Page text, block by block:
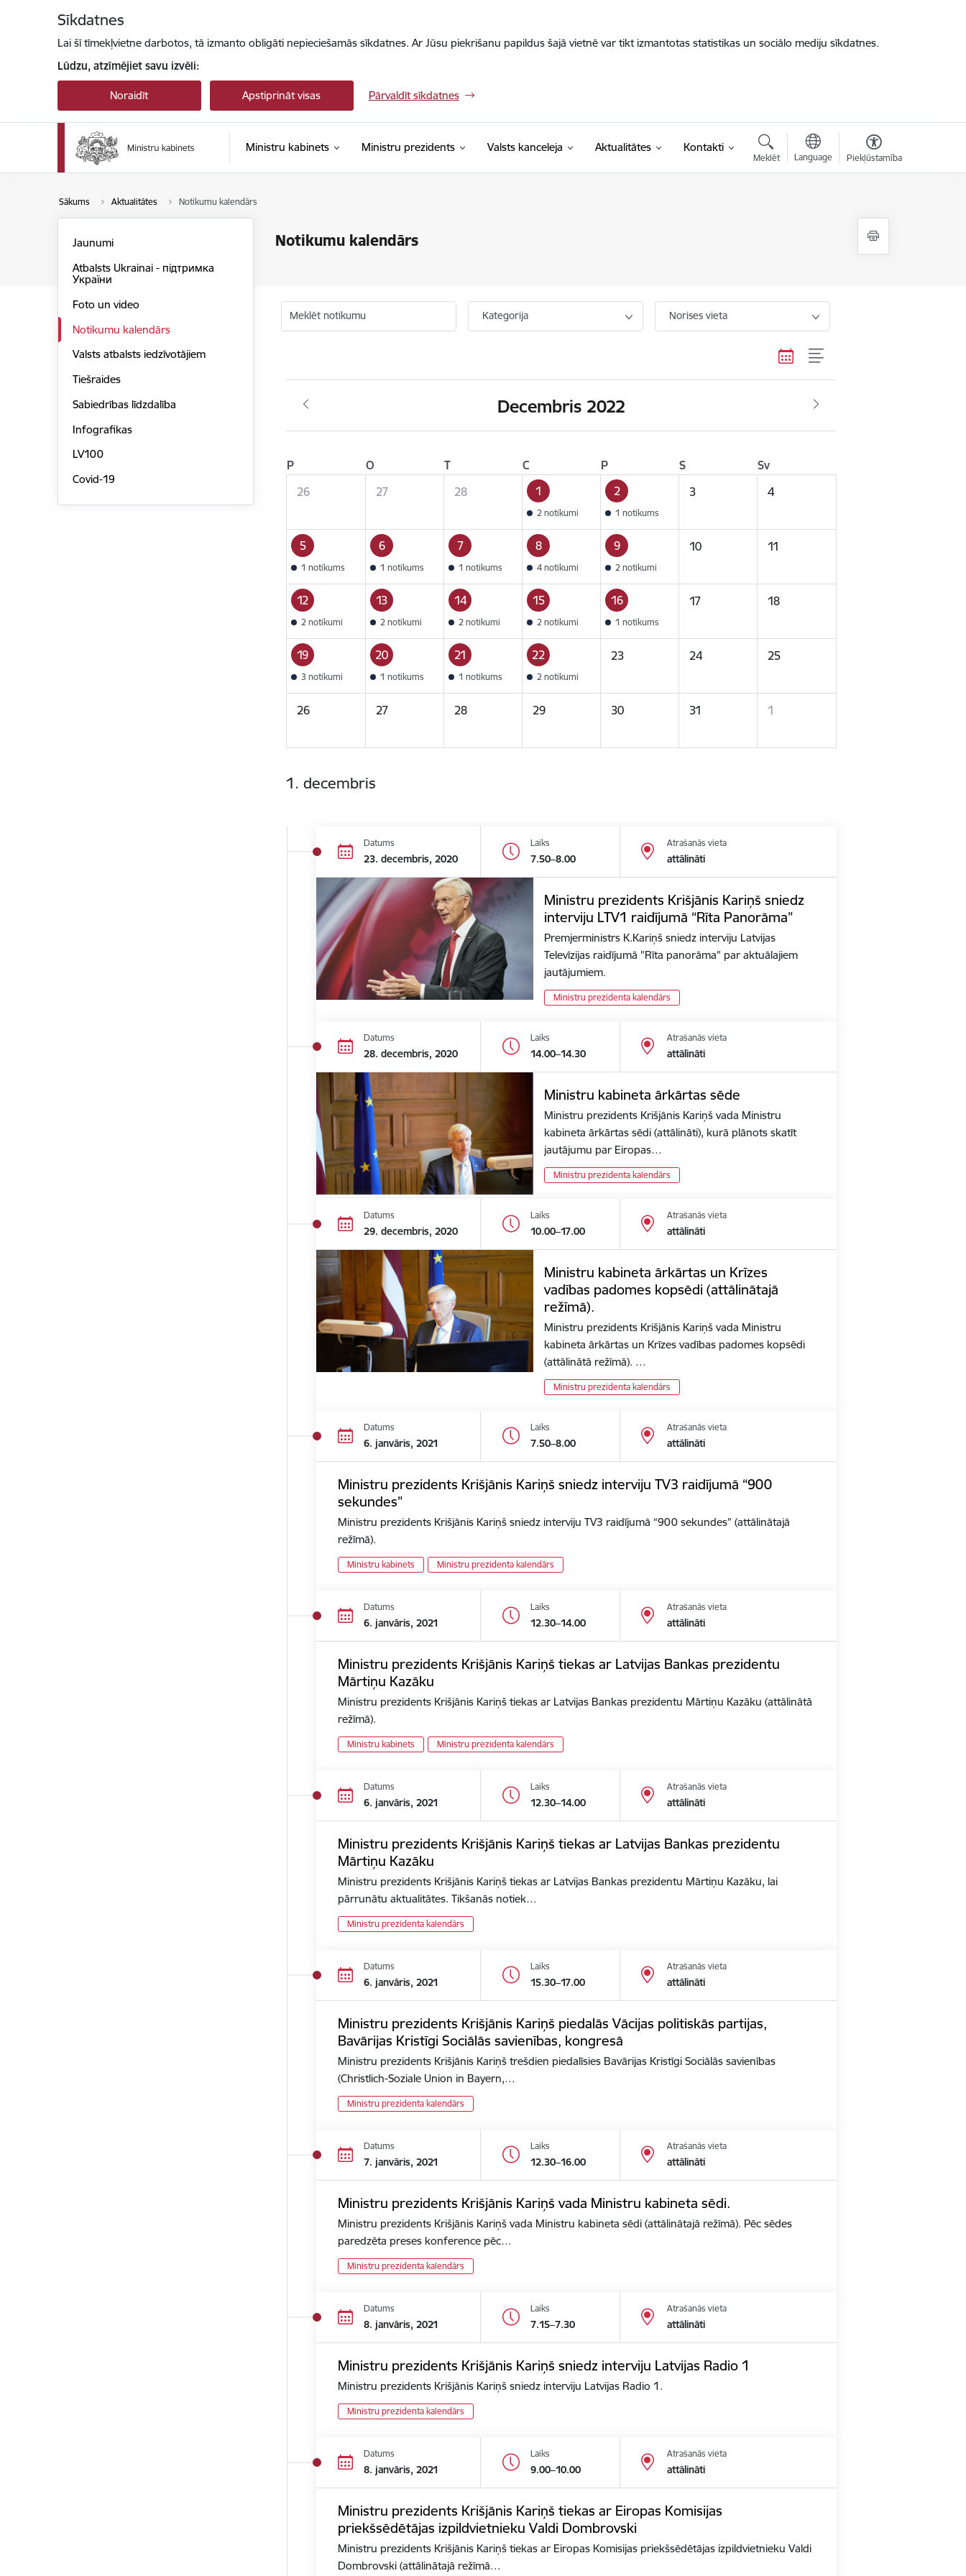
Sīkdatnes
Lai šī tīmekļvietne darbotos, tā izmanto obligāti nepieciešamās sīkdatnes. Ar Jūsu piekrišanu papildus šajā vietnē var tikt izmantotas statistikas un sociālo mediju sīkdatnes.
Lūdzu, atzīmējiet savu izvēli:
Noraidīt Apstiprināt visas Pārvaldīt sīkdatnes
Ministru kabinets Ministru prezidents Valsts kanceleja Aktualitātes Kontakti
Meklēt Language Piekļūstamība
Sākums Aktualitātes Notikumu kalendārs
Notikumu kalendārs
Jaunumi
Atbalsts Ukrainai - підтримка
України
Foto un video
Notikumu kalendārs
Valsts atbalsts iedzīvotājiem
Tiešraides
Sabiedrības līdzdalība
Infografikas
LV100
Covid-19
Meklēt notikumu Kategorija Norises vieta
Decembris 2022
P O T C P S
Sv
26
27 28 1
2 notikumi
2
1 notikums
3 4
5
1 notikums
6
1 notikums
7
1 notikums
8
4 notikumi
9
2 notikumi
10 11
12
2 notikumi
13
2 notikumi
14
2 notikumi
15
2 notikumi
16
1 notikums
17 18
19
3 notikumi
20
1 notikums
21
1 notikums
22
2 notikumi
23 24 25
26 27 28 29 30 31 1
1. decembris
Datums
23. decembris, 2020
Laiks
7.50–8.00
Atrašanās vieta
attālināti
Ministru prezidents Krišjānis Kariņš sniedz
interviju LTV1 raidījumā “Rīta Panorāma”
Premjerministrs K.Kariņš sniedz interviju Latvijas
Televīzijas raidījumā "Rīta panorāma" par aktuālajiem
jautājumiem.
Ministru prezidenta kalendārs
Datums
28. decembris, 2020
Laiks
14.00–14.30
Atrašanās vieta
attālināti
Ministru kabineta ārkārtas sēde
Ministru prezidents Krišjānis Kariņš vada Ministru
kabineta ārkārtas sēdi (attālināti), kurā plānots skatīt
jautājumu par Eiropas…
Ministru prezidenta kalendārs
Datums
29. decembris, 2020
Laiks
10.00–17.00
Atrašanās vieta
attālināti
Ministru kabineta ārkārtas un Krīzes
vadības padomes kopsēdi (attālinātajā
režīmā).
Ministru prezidents Krišjānis Kariņš vada Ministru
kabineta ārkārtas un Krīzes vadības padomes kopsēdi
(attālinātā režīmā). …
Ministru prezidenta kalendārs
Datums
6. janvāris, 2021
Laiks
7.50–8.00
Atrašanās vieta
attālināti
Ministru prezidents Krišjānis Kariņš sniedz interviju TV3 raidījumā “900
sekundes”
Ministru prezidents Krišjānis Kariņš sniedz interviju TV3 raidījumā “900 sekundes” (attālinātajā
režīmā).
Ministru kabinets Ministru prezidenta kalendārs
Datums
6. janvāris, 2021
Laiks
12.30–14.00
Atrašanās vieta
attālināti
Ministru prezidents Krišjānis Kariņš tiekas ar Latvijas Bankas prezidentu
Mārtiņu Kazāku
Ministru prezidents Krišjānis Kariņš tiekas ar Latvijas Bankas prezidentu Mārtiņu Kazāku (attālinātā
režīmā).
Ministru kabinets Ministru prezidenta kalendārs
Datums
6. janvāris, 2021
Laiks
12.30–14.00
Atrašanās vieta
attālināti
Ministru prezidents Krišjānis Kariņš tiekas ar Latvijas Bankas prezidentu
Mārtiņu Kazāku
Ministru prezidents Krišjānis Kariņš tiekas ar Latvijas Bankas prezidentu Mārtiņu Kazāku, lai
pārrunātu aktualitātes. Tikšanās notiek…
Ministru prezidenta kalendārs
Datums
6. janvāris, 2021
Laiks
15.30–17.00
Atrašanās vieta
attālināti
Ministru prezidents Krišjānis Kariņš piedalās Vācijas politiskās partijas,
Bavārijas Kristīgi Sociālās savienības, kongresā
Ministru prezidents Krišjānis Kariņš trešdien piedalīsies Bavārijas Kristīgi Sociālās savienības
(Christlich-Soziale Union in Bayern,…
Ministru prezidenta kalendārs
Datums
7. janvāris, 2021
Laiks
12.30–16.00
Atrašanās vieta
attālināti
Ministru prezidents Krišjānis Kariņš vada Ministru kabineta sēdi.
Ministru prezidents Krišjānis Kariņš vada Ministru kabineta sēdi (attālinātajā režīmā). Pēc sēdes
paredzēta preses konference pēc…
Ministru prezidenta kalendārs
Datums
8. janvāris, 2021
Laiks
7.15–7.30
Atrašanās vieta
attālināti
Ministru prezidents Krišjānis Kariņš sniedz interviju Latvijas Radio 1
Ministru prezidents Krišjānis Kariņš sniedz interviju Latvijas Radio 1.
Ministru prezidenta kalendārs
Datums
8. janvāris, 2021
Laiks
9.00–10.00
Atrašanās vieta
attālināti
Ministru prezidents Krišjānis Kariņš tiekas ar Eiropas Komisijas
priekšsēdētājas izpildvietnieku Valdi Dombrovski
Ministru prezidents Krišjānis Kariņš tiekas ar Eiropas Komisijas priekšsēdētājas izpildvietnieku Valdi
Dombrovski (attālinātajā režīmā…